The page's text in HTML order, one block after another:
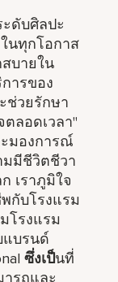
ดับศิลปะ
นทุกโอกาส
บายใน
ารของ
ช่วยรักษา
ลอดเวลา"
มองการณ์
มีชีวิตชีวา
เราภูมิใจ
กับโรงแรม
โรงแรม
แบรนด์
ซึ่งเป็นที่
รถและ